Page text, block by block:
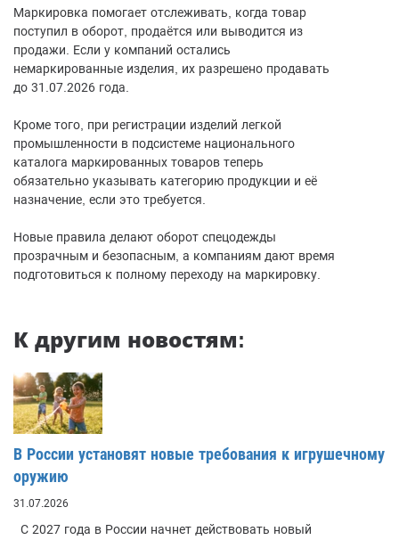
Маркировка помогает отслеживать, когда товар
поступил в оборот, продаётся или выводится из
продажи. Если у компаний остались
немаркированные изделия, их разрешено продавать
до 31.07.2026 года.
Кроме того, при регистрации изделий легкой
промышленности в подсистеме национального
каталога маркированных товаров теперь
обязательно указывать категорию продукции и её
назначение, если это требуется.
Новые правила делают оборот спецодежды
прозрачным и безопасным, а компаниям дают время
подготовиться к полному переходу на маркировку.
К другим новостям:
В России установят новые требования к игрушечному
оружию
31.07.2026
С 2027 года в России начнет действовать новый